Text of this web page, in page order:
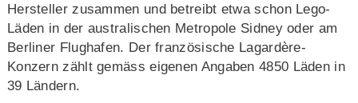
Hersteller zusammen und betreibt etwa schon Lego-
Läden in der australischen Metropole Sidney oder am
Berliner Flughafen. Der französische Lagardère-
Konzern zählt gemäss eigenen Angaben 4850 Läden in
39 Ländern.